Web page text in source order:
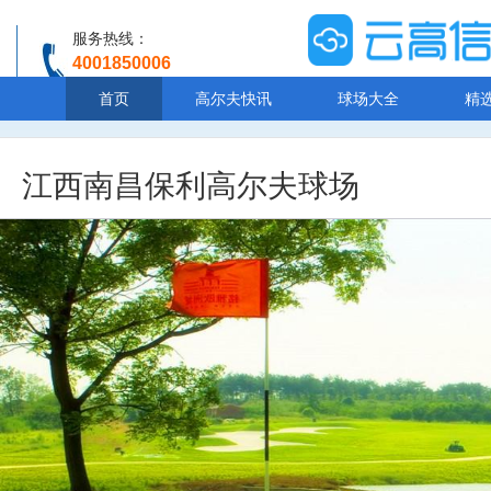
服务热线：
4001850006
首页 高尔夫快讯 球场大全 精
江西南昌保利高尔夫球场